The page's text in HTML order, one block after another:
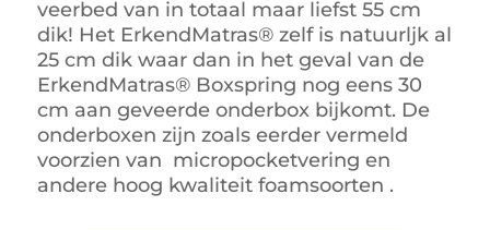
veerbed van in totaal maar liefst 55 cm
dik! Het ErkendMatras® zelf is natuurljk al
25 cm dik waar dan in het geval van de
ErkendMatras® Boxspring nog eens 30
cm aan geveerde onderbox bijkomt. De
onderboxen zijn zoals eerder vermeld
voorzien van micropocketvering en
andere hoog kwaliteit foamsoorten .